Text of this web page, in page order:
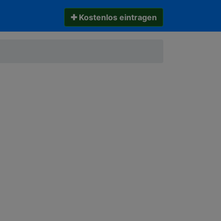
✚ Kostenlos eintragen